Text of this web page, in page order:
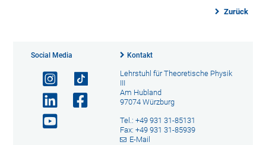
Zurück
Social Media Kontakt
Lehrstuhl für Theoretische Physik
III
Am Hubland
97074 Würzburg
Tel.: +49 931 31-85131
Fax: +49 931 31-85939
E-Mail